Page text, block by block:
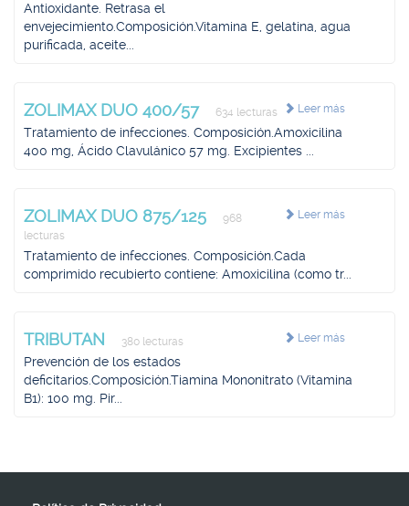
Antioxidante. Retrasa el
envejecimiento.Composición.Vitamina E, gelatina, agua
purificada, aceite...
Leer más
ZOLIMAX DUO 400/57 634 lecturas
Tratamiento de infecciones. Composición.Amoxicilina
400 mg, Ácido Clavulánico 57 mg. Excipientes ...
Leer más
ZOLIMAX DUO 875/125
968
lecturas
Tratamiento de infecciones. Composición.Cada
comprimido recubierto contiene: Amoxicilina (como tr...
Leer más
TRIBUTAN 380 lecturas
Prevención de los estados
deficitarios.Composición.Tiamina Mononitrato (Vitamina
B1): 100 mg. Pir...